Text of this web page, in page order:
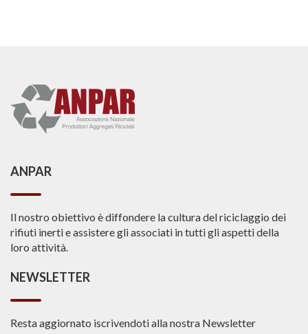
ANPAR
Il nostro obiettivo è diffondere la cultura del riciclaggio dei
rifiuti inerti e assistere gli associati in tutti gli aspetti della
loro attività.
NEWSLETTER
Resta aggiornato iscrivendoti alla nostra Newsletter